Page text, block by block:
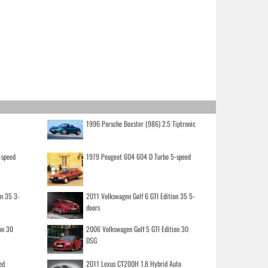
1996 Porsche Boxster (986) 2.5 Tiptronic
1979 Peugeot 604 604 D Turbo 5-speed
35 3-
2011 Volkswagen Golf 6 GTI Edition 35 5-
doors
30
2006 Volkswagen Golf 5 GTI Edition 30
DSG
2011 Lexus CT200H 1.8 Hybrid Auto